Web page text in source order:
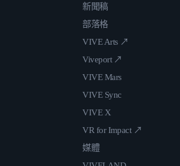
新聞稿
部落格
VIVE Arts ↗
Viveport ↗
VIVE Mars
VIVE Sync
VIVE X
VR for Impact ↗
媒體